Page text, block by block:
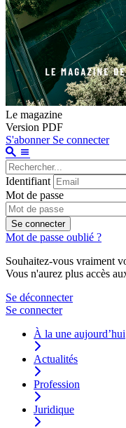
Le magazine
Version PDF
S'abonner Se connecter
Identifiant
Mot de passe
Se connecter
Mot de passe oublié ?
Souhaitez-vous vraiment
Vous n'aurez plus accès
Se déconnecter
Se connecter
À la une aujourd’hui
Actualités
Profession
Juridique